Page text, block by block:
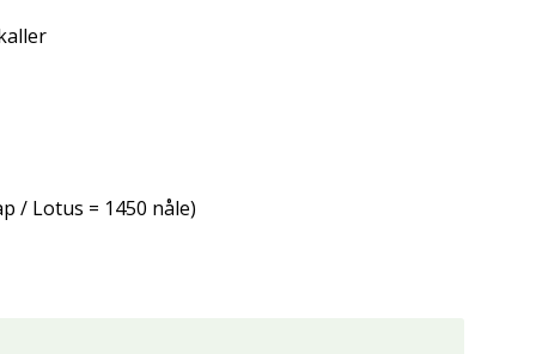
/ Lotus = 1450 nåle)